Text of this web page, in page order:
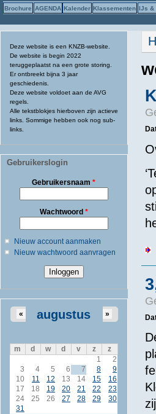
Brochure AGENDA Kalender Klassementen IJs &
Deze website is een KNZB-website.
De website is begin 2022
teruggeplaatst na een grote storing.
Er ontbreekt bijna 3 jaar
geschiedenis.
Deze website voldoet aan de AVG
regels.
Alle tekstblokjes hierboven zijn actieve
links. Sommige hebben ook nog sub-
links.
Gebruikerslogin
Gebruikersnaam*
Wachtwoord *
Nieuw account aanmaken
Nieuw wachtwoord aanvragen
augustus
« »
m d w d v z
z
1
2
3
4 5 6 7 8
9
10
11 12 13 14 15
16
17
18 19 20 21 22
23
24
25 26 27 28 29
30
31
U